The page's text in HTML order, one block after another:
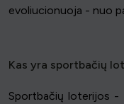
evoliucionuoja - nuo
Kas yra sportbačių
Sportbačių loterijos